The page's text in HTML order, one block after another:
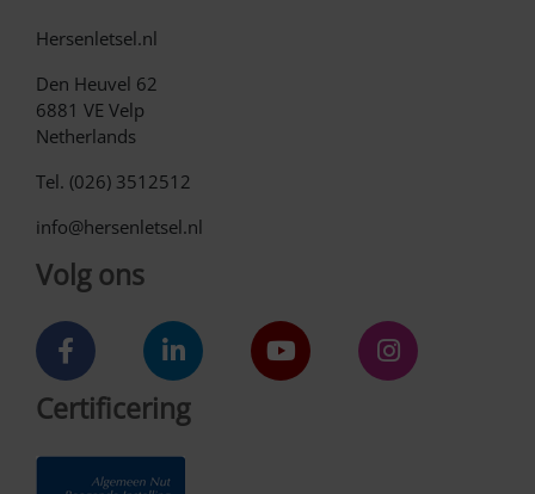
Hersenletsel.nl
Den Heuvel 62
6881 VE Velp
Netherlands
Tel. (026) 3512512
info@hersenletsel.nl
Volg ons
Certificering